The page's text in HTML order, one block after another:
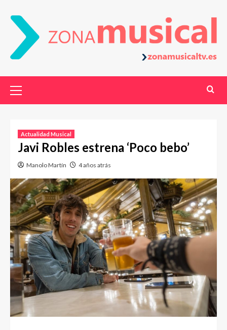
Actualidad Musical
Javi Robles estrena ‘Poco bebo’
Manolo Martín 4 años atrás